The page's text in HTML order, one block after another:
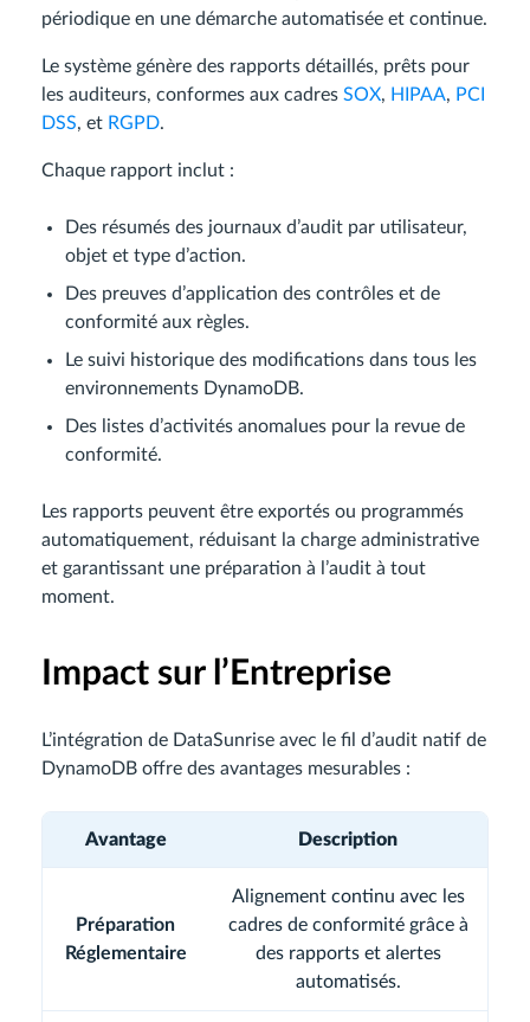
périodique en une démarche automatisée et continue.
Le système génère des rapports détaillés, prêts pour
les auditeurs, conformes aux cadres SOX, HIPAA, PCI
DSS, et RGPD.
Chaque rapport inclut :
Des résumés des journaux d’audit par utilisateur,
objet et type d’action.
Des preuves d’application des contrôles et de
conformité aux règles.
Le suivi historique des modifications dans tous les
environnements DynamoDB.
Des listes d’activités anomalues pour la revue de
conformité.
Les rapports peuvent être exportés ou programmés
automatiquement, réduisant la charge administrative
et garantissant une préparation à l’audit à tout
moment.
Impact sur l’Entreprise
L’intégration de DataSunrise avec le fil d’audit natif de
DynamoDB offre des avantages mesurables :
Avantage Description
Préparation
Réglementaire
Alignement continu avec les
cadres de conformité grâce à
des rapports et alertes
automatisés.